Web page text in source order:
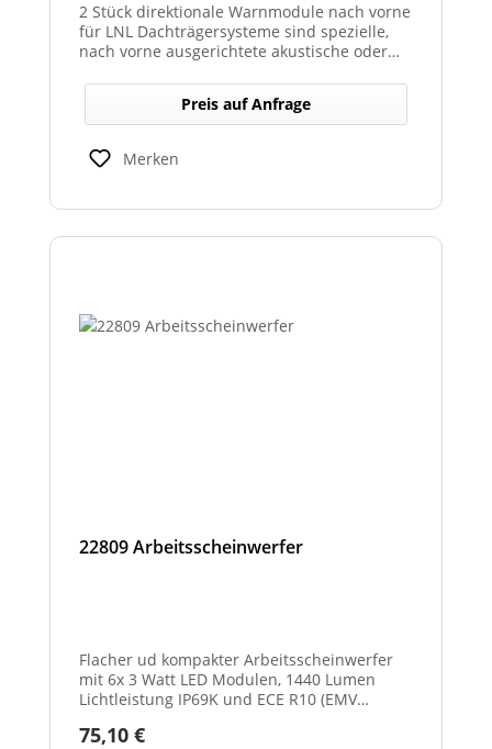
2 Stück direktionale Warnmodule nach vorne
für LNL Dachträgersysteme sind spezielle,
nach vorne ausgerichtete akustische oder
montiert werden, um in Fahrtrichtung
gezielte Warnsignale auszugeben. Sie
erhöhen die Sicht- und Hörbarkeit kritischer
Hinweise für Fahrer und Umfeld und sind
kompatibel mit den LNL-Trägersystemen zur
Einsatzfahrten.
Preis auf Anfrage
Merken
22809 Arbeitsscheinwerfer
Flacher ud kompakter Arbeitsscheinwerfer
mit 6x 3 Watt LED Modulen, 1440 Lumen
Lichtleistung IP69K und ECE R10 (EMV
Scheinwerfer auch über eine ECE R23
Regulärer Preis:
75,10 €